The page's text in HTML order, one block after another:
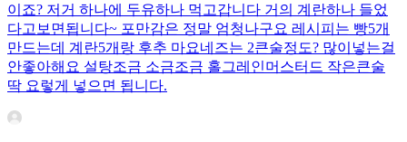
이죠? 저거 하나에 두유하나 먹고갑니다 거의 계란하나 들었
다고보면됩니다~ 포만감은 정말 엄청나구요 레시피는 빵5개
만드는데 계란5개랑 후추 마요네즈는 2큰술정도? 많이넣는걸
안좋아해요 설탕조금 소금조금 홀그레인머스터드 작은큰술
딱 요렇게 넣으면 됩니다.